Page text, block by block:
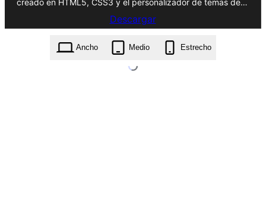
Descargar
catch-responsive.3.2.1.zip
Ancho
Medio Estrecho